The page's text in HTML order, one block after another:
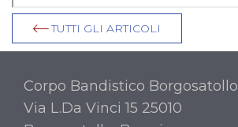
TUTTI GLI ARTICOLI
Corpo Bandistico Borgosatollo
Via L.Da Vinci 15 25010